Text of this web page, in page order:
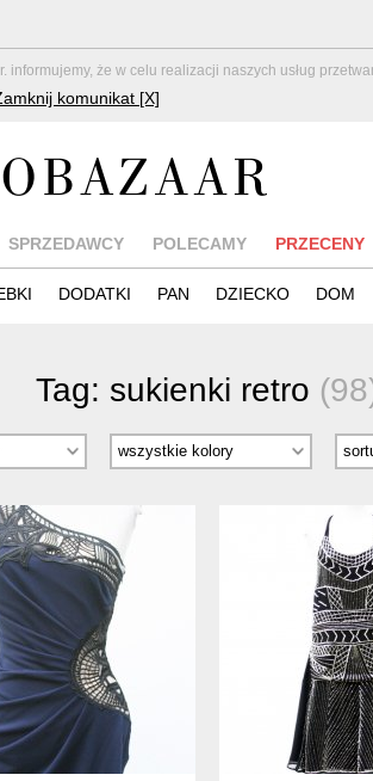
że w celu realizacji naszych usług
komunikat [X]
SPRZEDAWCY POLECAMY PRZECENY
DODATKI PAN DZIECKO DOM
Tag: sukienki retro